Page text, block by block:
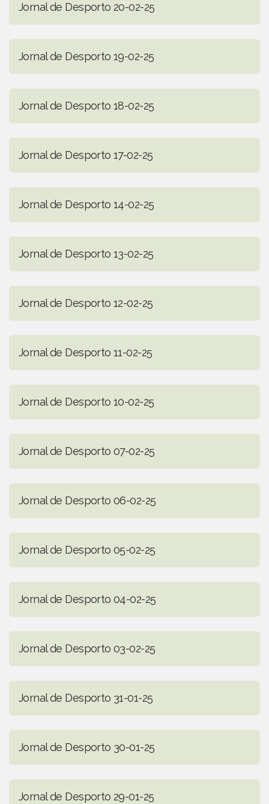
Jornal de Desporto 20-02-25
Jornal de Desporto 19-02-25
Jornal de Desporto 18-02-25
Jornal de Desporto 17-02-25
Jornal de Desporto 14-02-25
Jornal de Desporto 13-02-25
Jornal de Desporto 12-02-25
Jornal de Desporto 11-02-25
Jornal de Desporto 10-02-25
Jornal de Desporto 07-02-25
Jornal de Desporto 06-02-25
Jornal de Desporto 05-02-25
Jornal de Desporto 04-02-25
Jornal de Desporto 03-02-25
Jornal de Desporto 31-01-25
Jornal de Desporto 30-01-25
Jornal de Desporto 29-01-25